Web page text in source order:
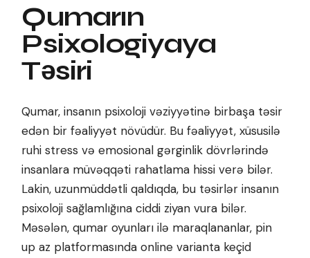
Qumarın
Psixologiyaya
Təsiri
Qumar, insanın psixoloji vəziyyətinə birbaşa təsir
edən bir fəaliyyət növüdür. Bu fəaliyyət, xüsusilə
ruhi stress və emosional gərginlik dövrlərində
insanlara müvəqqəti rahatlama hissi verə bilər.
Lakin, uzunmüddətli qaldıqda, bu təsirlər insanın
psixoloji sağlamlığına ciddi ziyan vura bilər.
Məsələn, qumar oyunları ilə maraqlananlar, pin
up az platformasında online varianta keçid